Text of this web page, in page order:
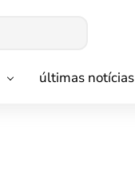
últimas notícias